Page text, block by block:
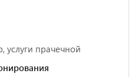
услуги прачечной